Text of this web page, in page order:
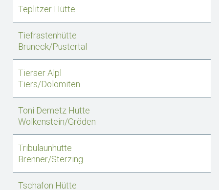
Teplitzer Hütte
Tiefrastenhütte
Bruneck/Pustertal
Tierser Alpl
Tiers/Dolomiten
Toni Demetz Hütte
Wolkenstein/Gröden
Tribulaunhütte
Brenner/Sterzing
Tschafon Hütte